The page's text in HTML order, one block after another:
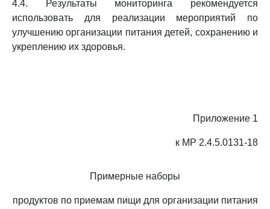
4.4. Результаты мониторинга рекомендуется
использовать для реализации мероприятий по
улучшению организации питания детей, сохранению и
укреплению их здоровья.
Приложение 1
к МР 2.4.5.0131-18
Примерные наборы
продуктов по приемам пищи для организации питания